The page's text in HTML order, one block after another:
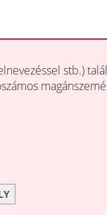
stb.)